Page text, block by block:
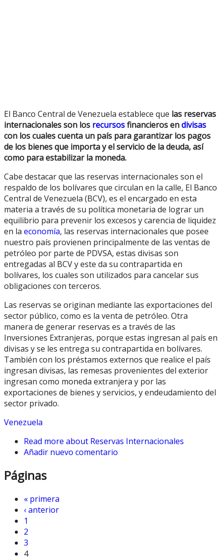
El Banco Central de Venezuela establece que las reservas
internacionales son los recursosfinancieros endivisas
con los cuales cuenta un país para garantizar los pagos
de los bienes que importa y el servicio de la deuda, así
como para estabilizar la moneda.
Cabe destacar que las reservas internacionales son el
respaldo de los bolívares que circulan en la calle, El Banco
Central de Venezuela (BCV), es el encargado en esta
materia a través de su política monetaria de lograr un
equilibrio para prevenir los excesos y carencia de liquidez
en la economía, las reservas internacionales que posee
nuestro país provienen principalmente de las ventas de
petróleo por parte de PDVSA, estas divisas son
entregadas al BCV y este da su contrapartida en
bolívares, los cuales son utilizados para cancelar sus
obligaciones con terceros.
Las reservas se originan mediante las exportaciones del
sector público, como es la venta de petróleo. Otra
manera de generar reservas es a través de las
Inversiones Extranjeras, porque estas ingresan al país en
divisas y se les entrega su contrapartida en bolívares.
También con los préstamos externos que realice el país
ingresan divisas, las remesas provenientes del exterior
ingresan como moneda extranjera y por las
exportaciones de bienes y servicios, y endeudamiento del
sector privado.
Venezuela
Read more about Reservas Internacionales
Añadir nuevo comentario
Páginas
« primera
‹ anterior
1
2
3
4